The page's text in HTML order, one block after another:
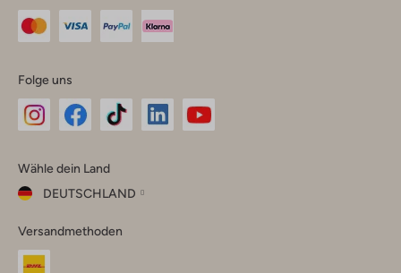
Folge uns
Instagram
Facebook
TikTok
Wähle dein Land
DEUTSCHLAND
dein
Land
Versandmethoden